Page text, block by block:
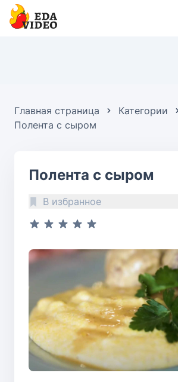
Главная страница Категории
Полента с сыром
Полента с сыром
В избранное